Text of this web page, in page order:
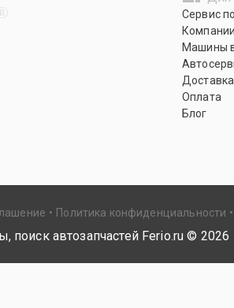
R
Сервис
Компании
Машины
Доставка
Оплата
Блог
Политика конфиденциальности
поиск автозапчастей Ferio.ru © 2026